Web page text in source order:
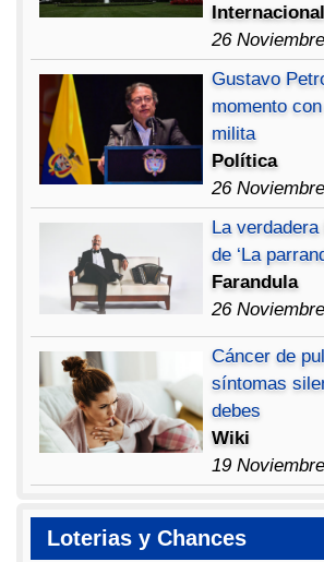
Internacional
26
Gustavo
momento
milita
Política
26
La
de ‘La
Farandula
26
Cáncer de
síntomas
debes
Wiki
19
Loterias y Chances